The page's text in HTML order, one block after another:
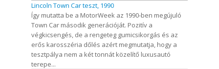
Lincoln Town Car teszt, 1990
Így mutatta be a MotorWeek az 1990-ben megújuló
Town Car második generációját. Pozitív a
végkicsengés, de a rengeteg gumicsikorgás és az
erős karosszéria dőlés azért megmutatja, hogy a
tesztpálya nem a két tonnát közelítő luxusautó
terepe...